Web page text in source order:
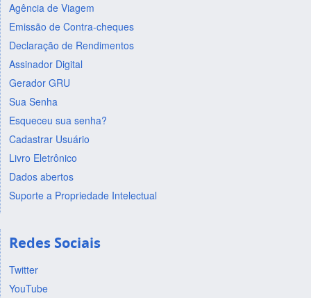
Agência de Viagem
Emissão de Contra-cheques
Declaração de Rendimentos
Assinador Digital
Gerador GRU
Sua Senha
Esqueceu sua senha?
Cadastrar Usuário
Livro Eletrônico
Dados abertos
Suporte a Propriedade Intelectual
Redes Sociais
Twitter
YouTube